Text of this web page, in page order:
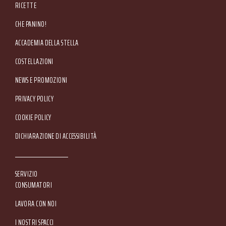
RICETTE
CHE PANINO!
ACCADEMIA DELLA STELLA
COSTELLAZIONI
NEWS E PROMOZIONI
Footer Service Menu
PRIVACY POLICY
COOKIE POLICY
DICHIARAZIONE DI ACCESSIBILITÀ
SERVIZIO
CONSUMATORI
LAVORA CON NOI
I NOSTRI SPACCI